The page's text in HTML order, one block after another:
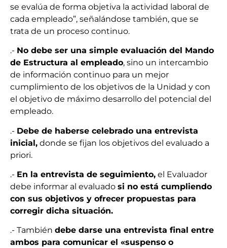
se evalúa de forma objetiva la actividad laboral de
cada empleado”, señalándose también, que se
trata de un proceso continuo.
.- No debe ser una simple evaluación del Mando
de Estructura al empleado, sino un intercambio
de información continuo para un mejor
cumplimiento de los objetivos de la Unidad y con
el objetivo de máximo desarrollo del potencial del
empleado.
.- Debe de haberse celebrado una entrevista
inicial, donde se fijan los objetivos del evaluado a
priori.
.- En la entrevista de seguimiento, el Evaluador
debe informar al evaluado si no está cumpliendo
con sus objetivos y ofrecer propuestas para
corregir dicha situación.
.- También debe darse una entrevista final entre
ambos para comunicar el «suspenso o